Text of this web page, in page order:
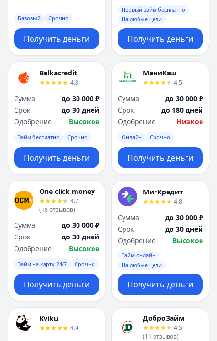
Базовый Срочно
Получить деньги
Первый займ бесплатно
На любые цели
Получить деньги
Belkacredit
4.8
Сумма
до 30 000 ₽
Срок
до 30 дней
Одобрение
Высокое
Займ бесплатно Срочно
Получить деньги
МаниКэш
4.5
Сумма
до 30 000 ₽
Срок
до 180 дней
Одобрение
Низкое
Онлайн Срочно
Получить деньги
One click money
4.7
(18отзывов)
Сумма
до 30 000 ₽
Срок
до 30 дней
Одобрение
Высокое
Займ на карту 24/7 Срочно
Получить деньги
МигКредит
4.8
Сумма
до 30 000 ₽
Срок
до 30 дней
Одобрение
Высокое
Займ онлайн
На любые цели
Получить деньги
Kviku
4.9
ДоброЗайм
4.5
(11 отзывов)